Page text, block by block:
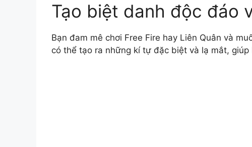
Tạo biệt danh độc đáo
Bạn đam mê chơi Free Fire hay Liên Quân và
có thể tạo ra những kí tự đặc biệt và lạ mắt,